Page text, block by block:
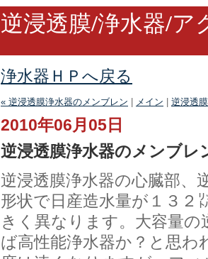
逆浸透膜/浄水器/
浄水器ＨＰへ戻る
« 逆浸透膜浄水器のメンブレン メイン 逆浸透
2010年06月05日
逆浸透膜浄水器のメンブ
逆浸透膜浄水器の心臓部、
形状で日産造水量が１３２
きく異なります。大容量
ば高性能浄水器か？と思